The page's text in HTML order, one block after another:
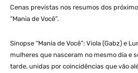
Cenas previstas nos resumos dos
“Mania de Você”.
Sinopse “Mania de Você”: Viola (Gabz) e
mulheres que nasceram no mesmo dia e
tarde, unidas por coincidências que vão